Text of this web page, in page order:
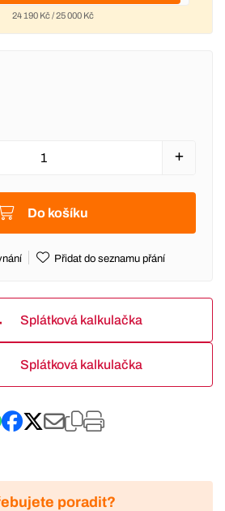
24 190 Kč/25 000 Kč
Do košíku
Přidat do seznamu přání
Splátková kalkulačka
Splátková kalkulačka
poradit?